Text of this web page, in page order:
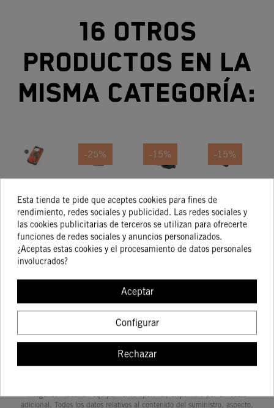
16 otros
productos en la
misma categoría:
CARCASA
KTM
IPHONE 14
PRO
STREET,
50,03 €
COMPRAR
-25%
KTM WING
NEGRO
9,56 €
7,17 €
COMPRAR
-15%
DRAG
BACKPACK
140,00 €
119,00 €
COMPRAR
-15%
Smartphone
IPhone 11
PRO Max
45,01 €
38,26 €
imágenes muestran equipamiento opcional, disponible por un coste
adicional. Todos los datos relativos al contenido del suministro, aspecto,
Esta tienda te pide que aceptes cookies para fines de
rendimiento, redes sociales y publicidad. Las redes sociales y
las cookies publicitarias de terceros se utilizan para ofrecerte
funciones de redes sociales y anuncios personalizados.
¿Aceptas estas cookies y el procesamiento de datos personales
involucrados?
Aceptar
Configurar
Rechazar